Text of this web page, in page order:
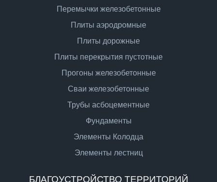
Перемычки железобетонные
Плиты аэродромные
Плиты дорожные
Плиты перекрытия пустотные
Прогоны железобетонные
Сваи железобетонные
Трубы асбоцементные
Фундаменты
Элементы Колодца
Элементы лестниц
БЛАГОУСТРОЙСТВО ТЕРРИТОРИЙ